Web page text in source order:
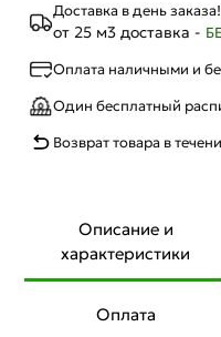
Доставка в день заказа!
от 25 м3 доставка -
Оплата наличными и
Один бесплатный
Возврат товара в
Описание и
характеристики
Оплата